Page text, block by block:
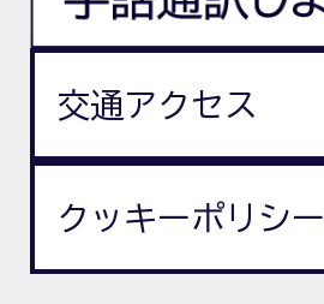
交通アクセス
クッキーポリシー